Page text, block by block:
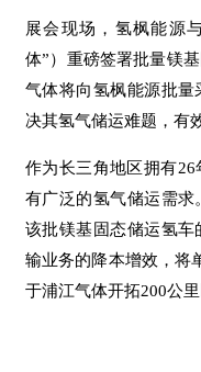
展会现场，氢枫能源
体”）重磅签署批量镁
气体将向氢枫能源批
决其氢气储运难题，有
作为长三角地区拥有
有广泛的氢气储运需
该批镁基固态储运氢
输业务的降本增效，将
于浦江气体开拓200公